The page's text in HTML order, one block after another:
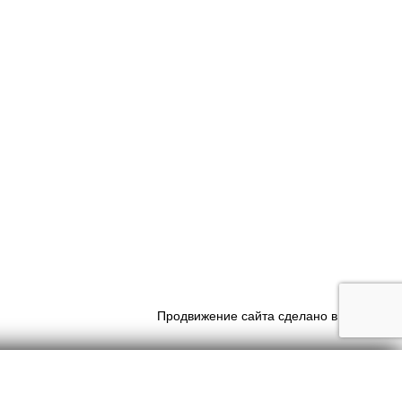
Продвижение сайта сделано в